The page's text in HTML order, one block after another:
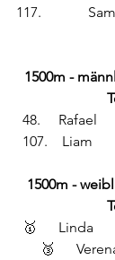
117.		Samuel	Haueise	5:06,1
1500m -
1500m -